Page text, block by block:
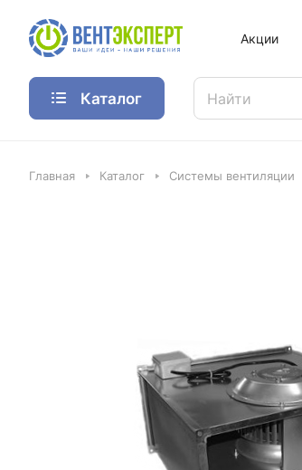
Акции
Каталог
Главная Каталог Системы вентиляции